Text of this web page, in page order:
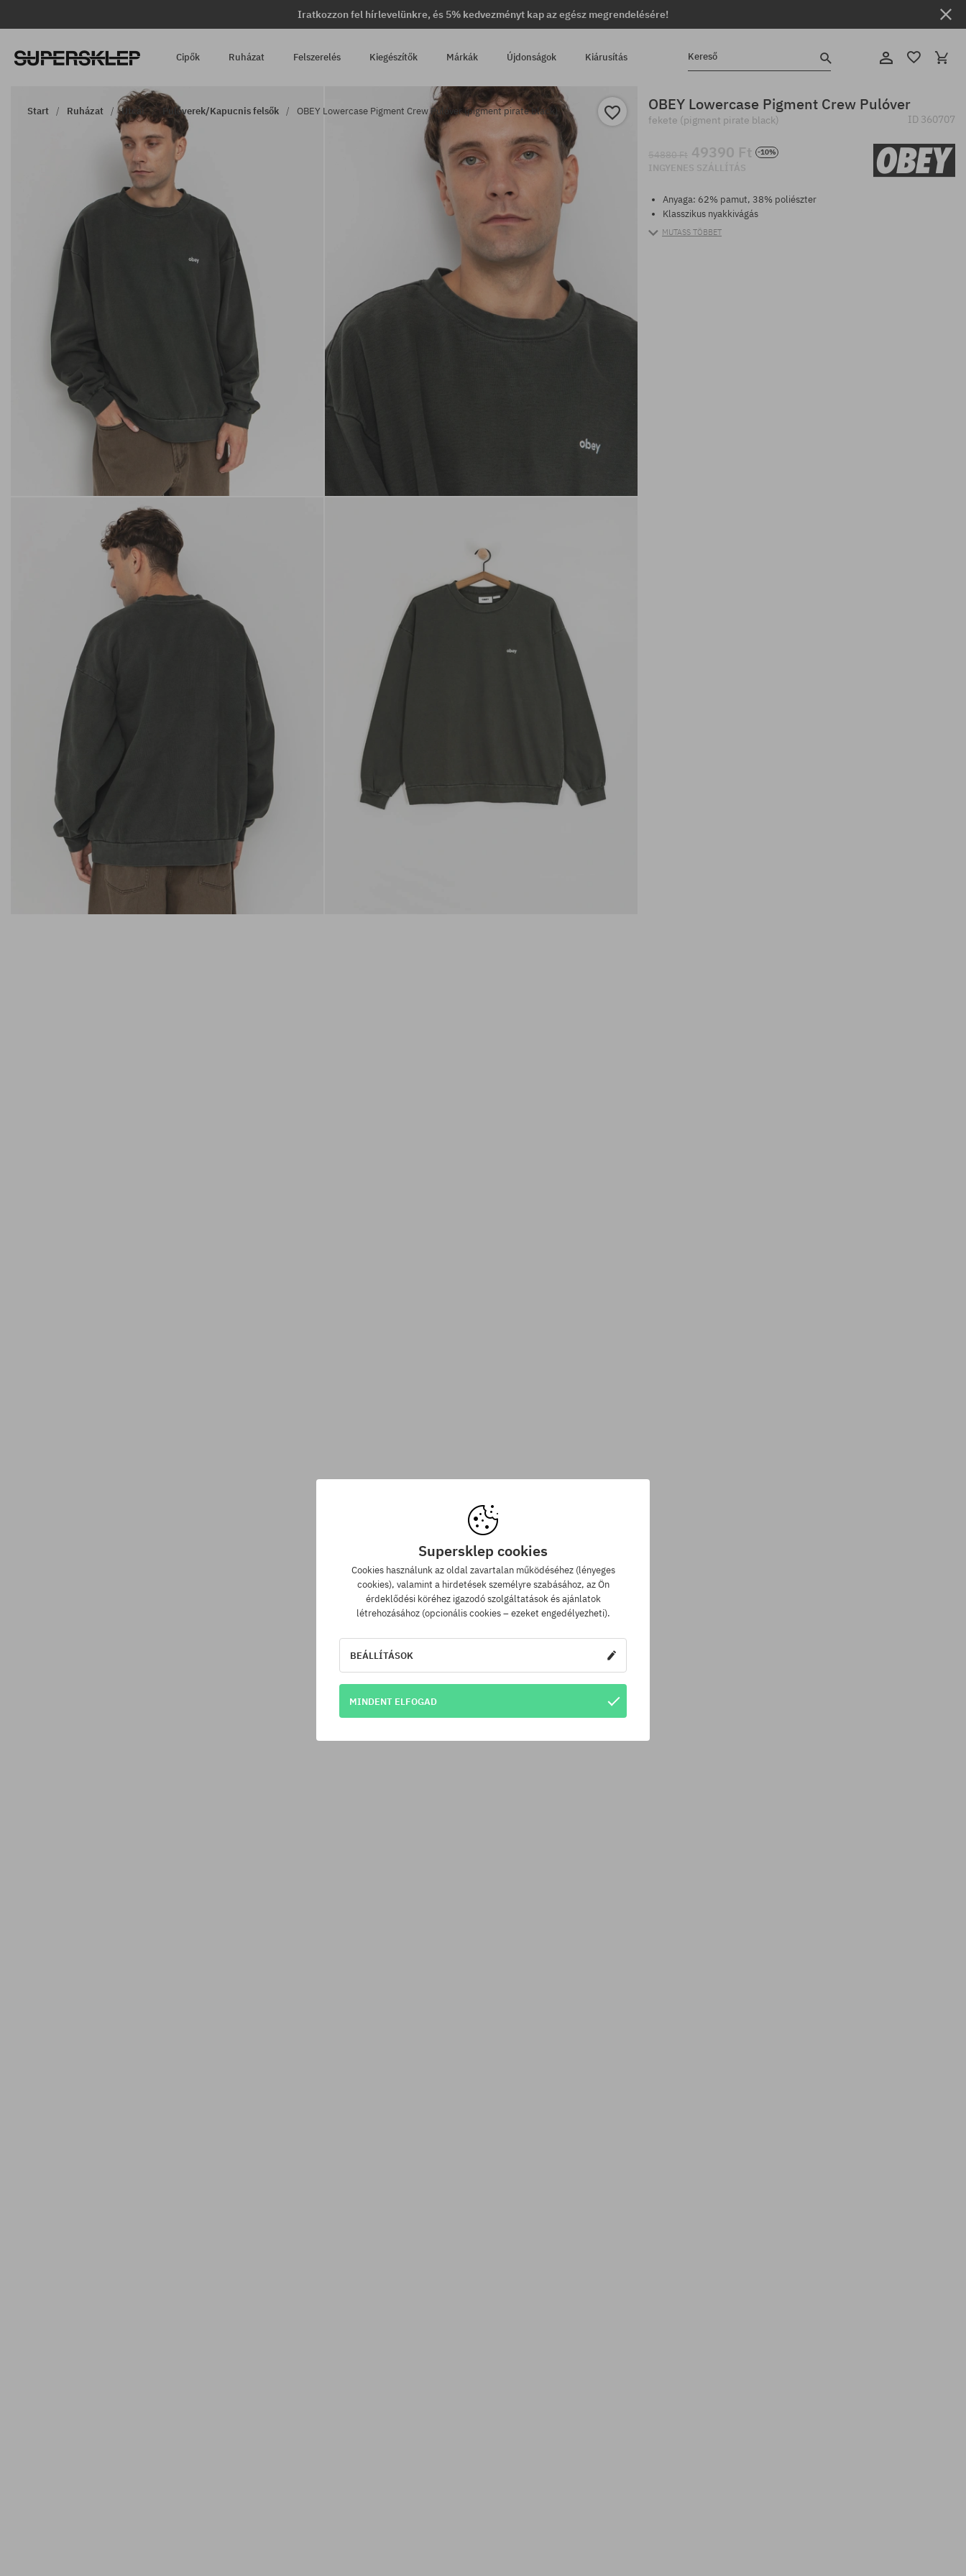
Iratkozzon fel hírlevelünkre, és 5% kedvezményt kap az egész megrendelésére!
Cipők Ruházat Felszerelés Kiegészítők Márkák Újdonságok Kiárusítás Kereső
Start Ruházat Utcai Pulóverek/Kapucnis felsők OBEY Lowercase Pigment Crew Pulóver (pigment pirate black) OBEY Lowercase Pigment Crew Pulóver
fekete (pigment pirate black) ID 360707
54880 Ft 49390 Ft -10%
INGYENES SZÁLLÍTÁS
Anyaga: 62% pamut, 38% poliészter
Klasszikus nyakkivágás
MUTASS TÖBBET
Supersklep cookies
Cookies használunk az oldal zavartalan működéséhez (lényeges
cookies), valamint a hirdetések személyre szabásához, az Ön
érdeklődési köréhez igazodó szolgáltatások és ajánlatok
létrehozásához (opcionális cookies – ezeket engedélyezheti).
BEÁLLÍTÁSOK
MINDENT ELFOGAD